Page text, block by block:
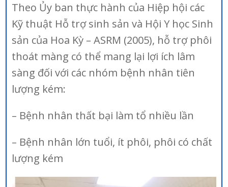
Theo Ủy ban thực hành của Hiệp hội các
Kỹ thuật Hỗ trợ sinh sản và Hội Y học Sinh
sản của Hoa Kỳ – ASRM (2005), hỗ trợ phôi
thoát màng có thể mang lại lợi ích lâm
sàng đối với các nhóm bệnh nhân tiên
lượng kém:
– Bệnh nhân thất bại làm tổ nhiều lần
– Bệnh nhân lớn tuổi, ít phôi, phôi có chất
lượng kém